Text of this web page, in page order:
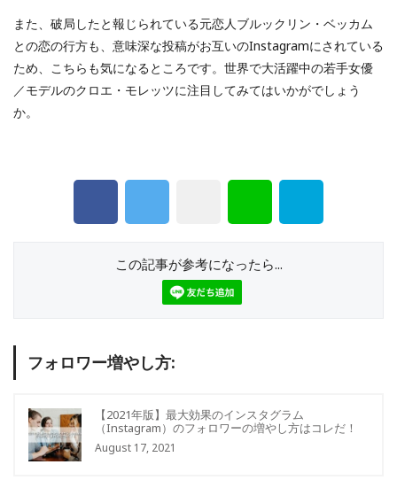
また、破局したと報じられている元恋人ブルックリン・ベッカム
との恋の行方も、意味深な投稿がお互いのInstagramにされている
ため、こちらも気になるところです。世界で大活躍中の若手女優
／モデルのクロエ・モレッツに注目してみてはいかがでしょう
か。
この記事が参考になったら...
フォロワー増やし方:
【2021年版】最大効果のインスタグラム
（Instagram）のフォロワーの増やし方はコレだ！
August 17, 2021